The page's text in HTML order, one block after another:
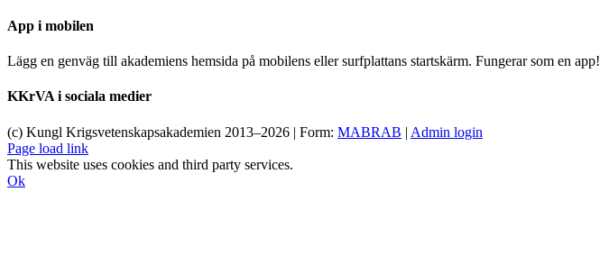
App i mobilen
Lägg en genväg till akademiens hemsida på mobilens eller surfplattans startskärm. Fungerar som en app!
KKrVA i sociala medier
(c) Kungl Krigsvetenskapsakademien 2013–2026 | Form: MABRAB | Admin login
Page load link
This website uses cookies and third party services.
Ok